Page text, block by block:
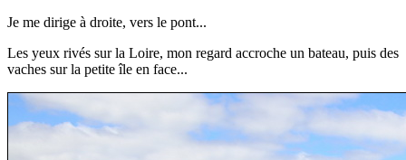
Je me dirige à droite, vers le pont...
Les yeux rivés sur la Loire, mon regard accroche un bateau, puis des
vaches sur la petite île en face...